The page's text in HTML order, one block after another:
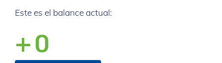
Este es el balance actual:
+0